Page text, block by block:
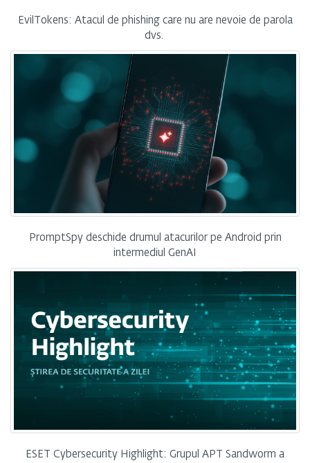
EvilTokens: Atacul de phishing care nu are nevoie de parola
dvs.
PromptSpy deschide drumul atacurilor pe Android prin
intermediul GenAI
ESET Cybersecurity Highlight: Grupul APT Sandworm a